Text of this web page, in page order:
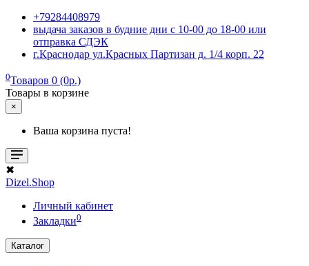
+79284408979
выдача заказов в будние дни с 10-00 до 18-00 или
отправка СДЭК
г.Краснодар ул.Красных Партизан д. 1/4 корп. 22
0Товаров 0 (0р.)
Товары в корзине
×
Ваша корзина пуста!
✖
Dizel.Shop
Личный кабинет
Закладки0
Каталог